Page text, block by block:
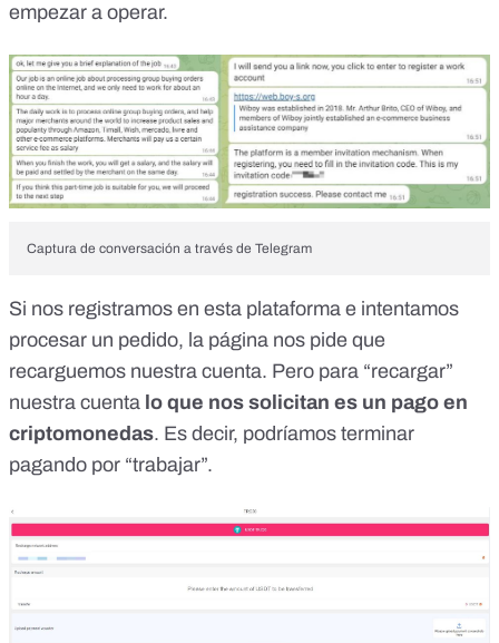
empezar a operar.
Captura de conversación a través de Telegram
Si nos registramos en esta plataforma e intentamos
procesar un pedido, la página nos pide que
recarguemos nuestra cuenta. Pero para “recargar”
nuestra cuenta lo que nos solicitan es un pago en
criptomonedas. Es decir, podríamos terminar
pagando por “trabajar”.